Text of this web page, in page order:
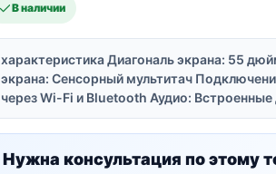
В наличии
характеристика Диагональ экрана: 55
экрана: Сенсорный мультитач
через Wi-Fi и Bluetooth Аудио:
Нужна консультация по этому